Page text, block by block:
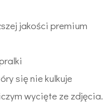
jakości premium
się nie kulkuje
wycięte ze zdjęcia.